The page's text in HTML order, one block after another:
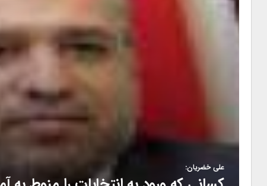
علی خضریان: